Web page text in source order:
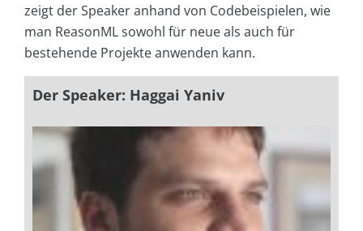
zeigt der Speaker anhand von Codebeispielen, wie
man ReasonML sowohl für neue als auch für
bestehende Projekte anwenden kann.
Der Speaker: Haggai Yaniv